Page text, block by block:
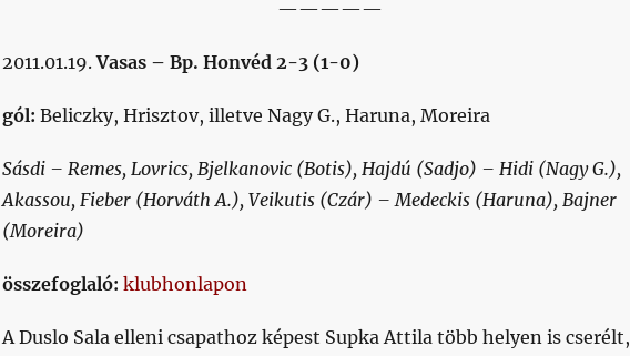
—————
2011.01.19.Vasas – Bp. Honvéd 2-3 (1-0)
gól: Beliczky, Hrisztov, illetve Nagy G., Haruna, Moreira
Sásdi – Remes, Lovrics, Bjelkanovic (Botis), Hajdú (Sadjo) – Hidi (Nagy G.),
Akassou, Fieber (Horváth A.), Veikutis (Czár) – Medeckis (Haruna), Bajner
(Moreira)
összefoglaló: klubhonlapon
A Duslo Sala elleni csapathoz képest Supka Attila több helyen is cserélt,